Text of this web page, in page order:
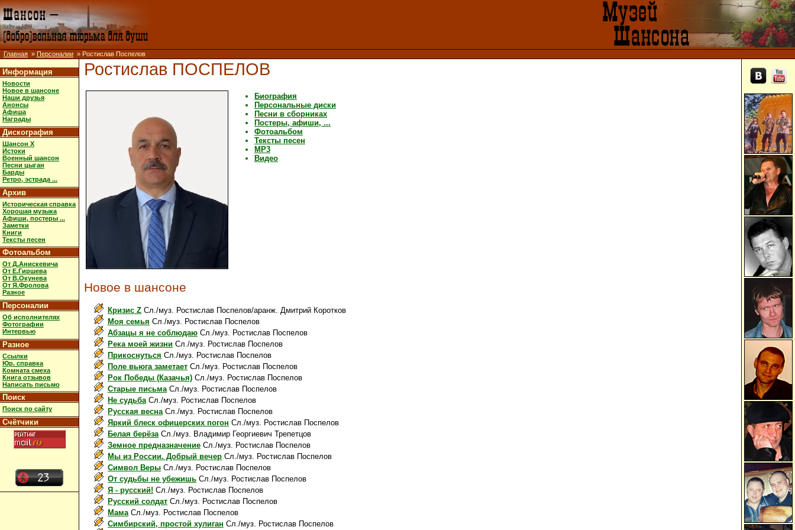
Главная » Персоналии » Ростислав Поспелов
Информация
Новости
Новое в шансоне
Наши друзья
Анонсы
Афиша
Награды
Дискография
Шансон X
Истоки
Военный шансон
Песни цыган
Барды
Ретро, эстрада ...
Архив
Историческая справка
Хорошая музыка
Афиши, постеры ...
Заметки
Книги
Тексты песен
Фотоальбом
От Д.Анискевича
От Е.Гиршева
От В.Окунева
От Я.Фролова
Разное
Персоналии
Об исполнителях
Фотографии
Интервью
Разное
Ссылки
Юр. справка
Комната смеха
Книга отзывов
Написать письмо
Поиск
Поиск по сайту
Счётчики
Ростислав ПОСПЕЛОВ
Биография
Персональные диски
Песни в сборниках
Постеры, афиши, ...
Фотоальбом
Тексты песен
MP3
Видео
Новое в шансоне
Кризис Z Сл./муз. Ростислав Поспелов/аранж. Дмитрий Коротков
Моя семья Сл./муз. Ростислав Поспелов
Абзацы я не соблюдаю Сл./муз. Ростислав Поспелов
Река моей жизни Сл./муз. Ростислав Поспелов
Прикоснуться Сл./муз. Ростислав Поспелов
Поле вьюга заметает Сл./муз. Ростислав Поспелов
Рок Победы (Казачья) Сл./муз. Ростислав Поспелов
Старые письма Сл./муз. Ростислав Поспелов
Не судьба Сл./муз. Ростислав Поспелов
Русская весна Сл./муз. Ростислав Поспелов
Яркий блеск офицерских погон Сл./муз. Ростислав Поспелов
Белая берёза Сл./муз. Владимир Георгиевич Трепетцов
Земное предназначение Сл./муз. Ростислав Поспелов
Мы из России. Добрый вечер Сл./муз. Ростислав Поспелов
Символ Веры Сл./муз. Ростислав Поспелов
От судьбы не убежишь Сл./муз. Ростислав Поспелов
Я - русский! Сл./муз. Ростислав Поспелов
Русский солдат Сл./муз. Ростислав Поспелов
Мама Сл./муз. Ростислав Поспелов
Симбирский, простой хулиган Сл./муз. Ростислав Поспелов